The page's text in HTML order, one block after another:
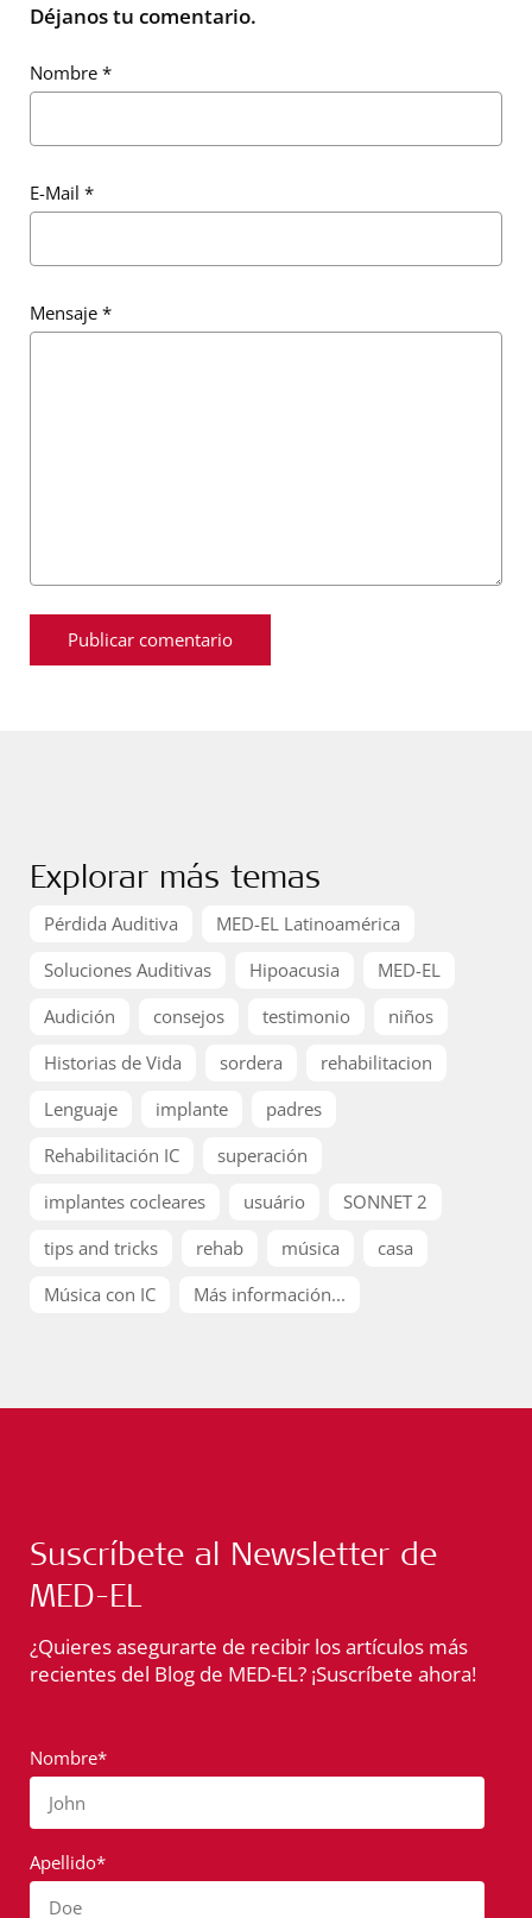
Déjanos tu comentario.
Nombre *
E-Mail *
Mensaje *
Explorar más temas
Pérdida Auditiva
MED-EL Latinoamérica
Soluciones Auditivas
Hipoacusia
MED-EL
Audición
consejos testimonio
niños
Historias de Vida
sordera
rehabilitacion
Lenguaje
implante
padres
Rehabilitación IC
superación
implantes cocleares
usuário
SONNET 2
tips and tricks
rehab música
casa
Música con IC
Más información...
Suscríbete al Newsletter de
MED-EL
¿Quieres asegurarte de recibir los artículos más
recientes del Blog de MED-EL? ¡Suscríbete ahora!
Nombre*
John
Apellido*
Doe